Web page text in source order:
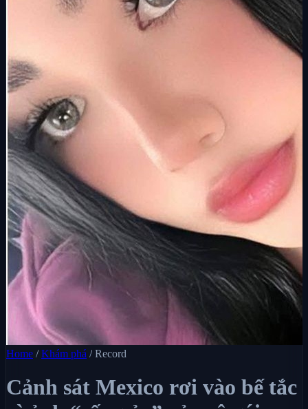
Home / Khám phá / Record
Cảnh sát Mexico rơi vào bế tắc